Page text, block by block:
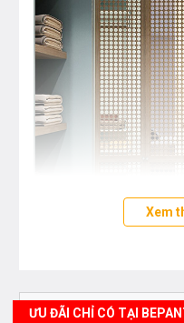
tôi theohotline
Xem
ƯU ĐÃI CHỈ CÓ TẠI